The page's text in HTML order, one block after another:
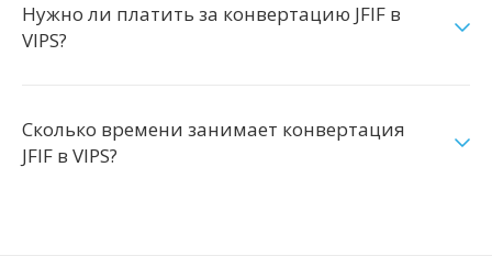
Нужно ли платить за конвертацию JFIF в
VIPS?
Сколько времени занимает конвертация
JFIF в VIPS?